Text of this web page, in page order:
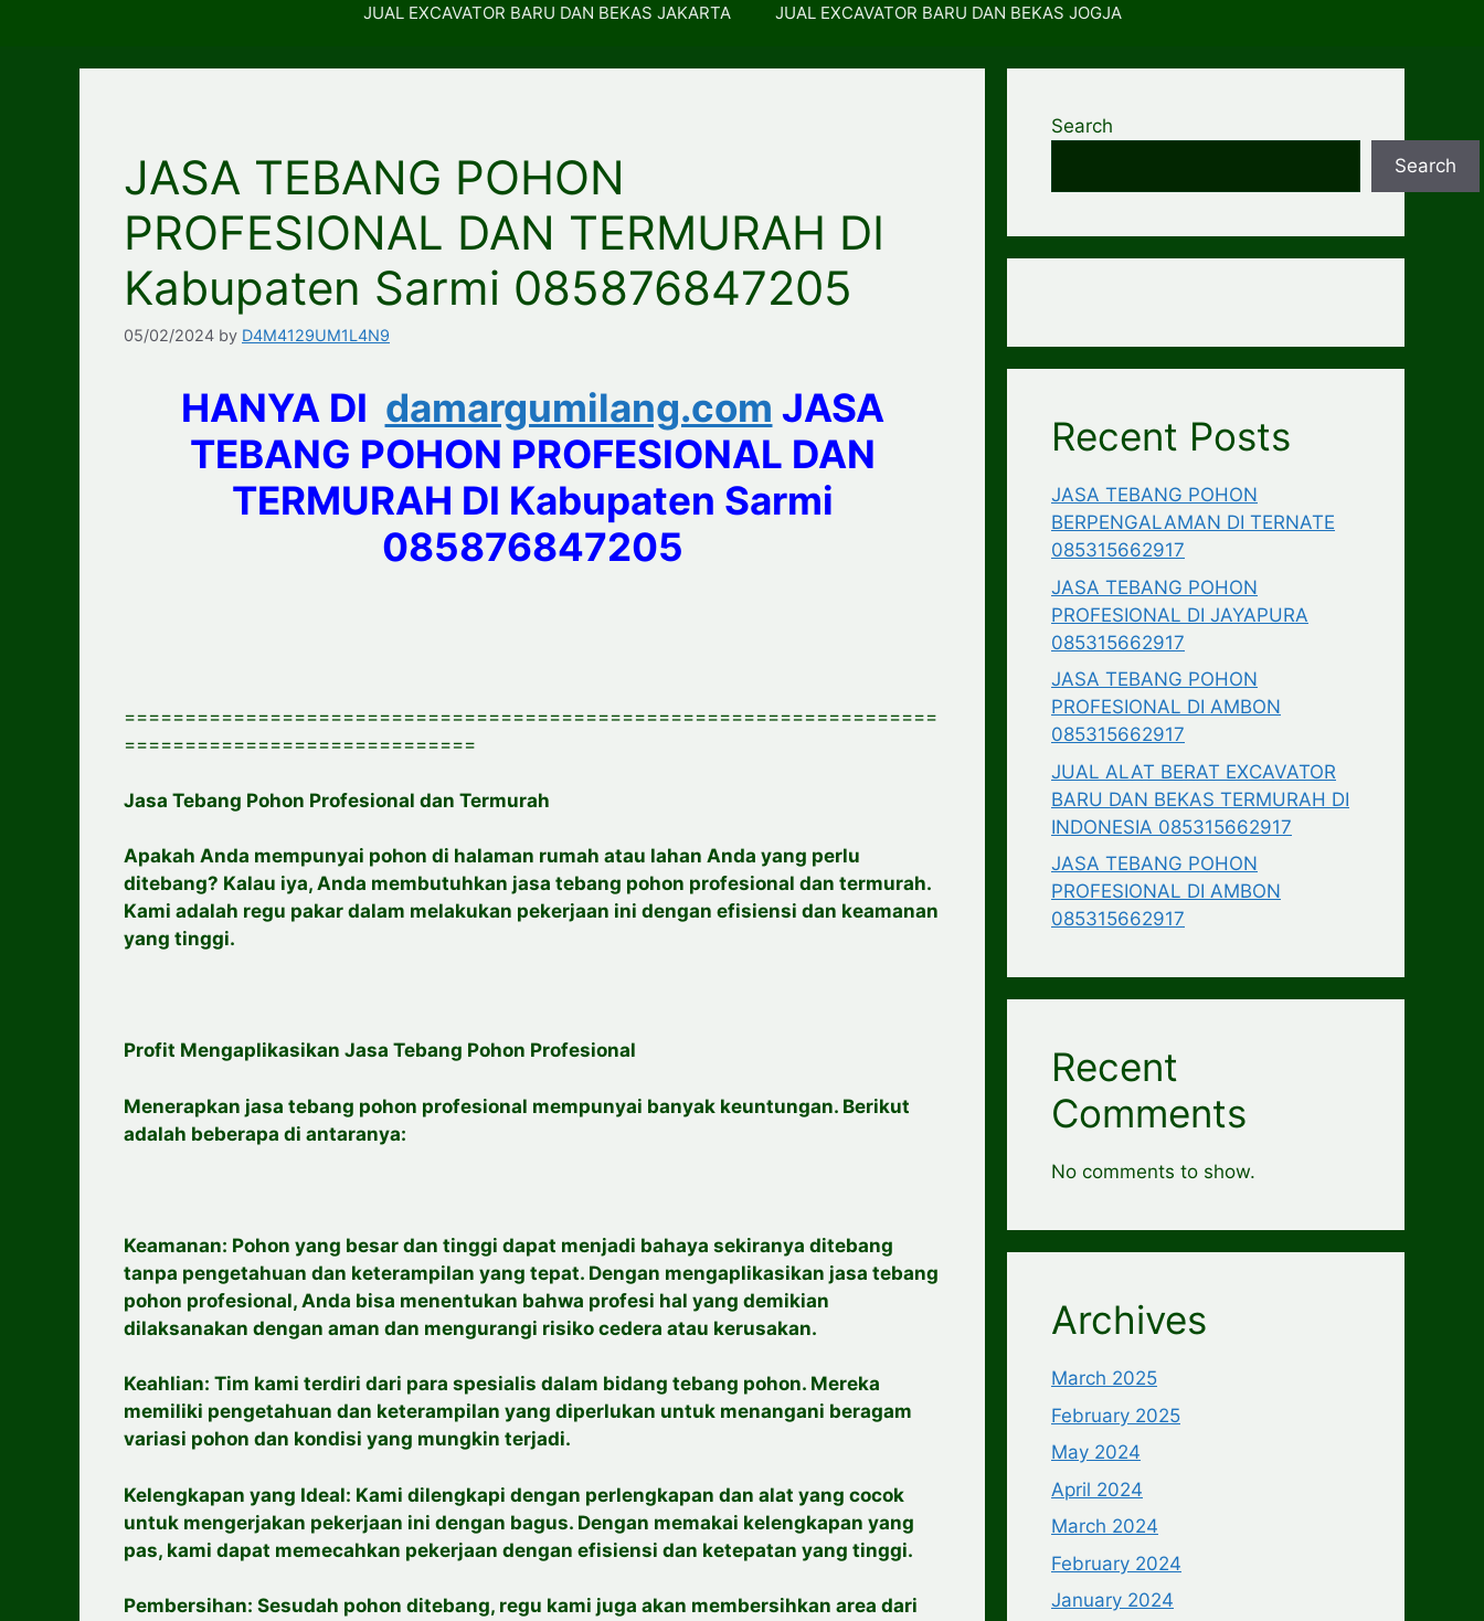
JUAL EXCAVATOR BARU DAN BEKAS JAKARTA JUAL EXCAVATOR BARU DAN BEKAS JOGJA
JASA TEBANG POHON
PROFESIONAL DAN TERMURAH DI
Kabupaten Sarmi 085876847205
05/02/2024 by D4M4129UM1L4N9
HANYA DI damargumilang.com JASA
TEBANG POHON PROFESIONAL DAN
TERMURAH DI Kabupaten Sarmi
085876847205
===================================================================
=============================
Jasa Tebang Pohon Profesional dan Termurah
Apakah Anda mempunyai pohon di halaman rumah atau lahan Anda yang perlu
ditebang? Kalau iya, Anda membutuhkan jasa tebang pohon profesional dan termurah.
Kami adalah regu pakar dalam melakukan pekerjaan ini dengan efisiensi dan keamanan
yang tinggi.
Profit Mengaplikasikan Jasa Tebang Pohon Profesional
Menerapkan jasa tebang pohon profesional mempunyai banyak keuntungan. Berikut
adalah beberapa di antaranya:
Keamanan: Pohon yang besar dan tinggi dapat menjadi bahaya sekiranya ditebang
tanpa pengetahuan dan keterampilan yang tepat. Dengan mengaplikasikan jasa tebang
pohon profesional, Anda bisa menentukan bahwa profesi hal yang demikian
dilaksanakan dengan aman dan mengurangi risiko cedera atau kerusakan.
Keahlian: Tim kami terdiri dari para spesialis dalam bidang tebang pohon. Mereka
memiliki pengetahuan dan keterampilan yang diperlukan untuk menangani beragam
variasi pohon dan kondisi yang mungkin terjadi.
Kelengkapan yang Ideal: Kami dilengkapi dengan perlengkapan dan alat yang cocok
untuk mengerjakan pekerjaan ini dengan bagus. Dengan memakai kelengkapan yang
pas, kami dapat memecahkan pekerjaan dengan efisiensi dan ketepatan yang tinggi.
Pembersihan: Sesudah pohon ditebang, regu kami juga akan membersihkan area dari
Search
Search
Recent Posts
JASA TEBANG POHON
BERPENGALAMAN DI TERNATE
085315662917
JASA TEBANG POHON
PROFESIONAL DI JAYAPURA
085315662917
JASA TEBANG POHON
PROFESIONAL DI AMBON
085315662917
JUAL ALAT BERAT EXCAVATOR
BARU DAN BEKAS TERMURAH DI
INDONESIA 085315662917
JASA TEBANG POHON
PROFESIONAL DI AMBON
085315662917
Recent
Comments
No comments to show.
Archives
March 2025
February 2025
May 2024
April 2024
March 2024
February 2024
January 2024